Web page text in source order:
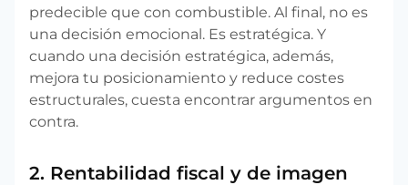
predecible que con combustible. Al final, no es
una decisión emocional. Es estratégica. Y
cuando una decisión estratégica, además,
mejora tu posicionamiento y reduce costes
estructurales, cuesta encontrar argumentos en
contra.
2. Rentabilidad fiscal y de imagen